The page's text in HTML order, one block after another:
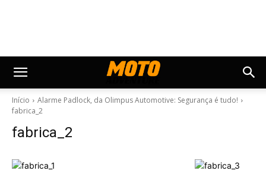
Início
Alarme Padlock, da Olimpus Automotive: Segurança é tudo!
fabrica_2
fabrica_2